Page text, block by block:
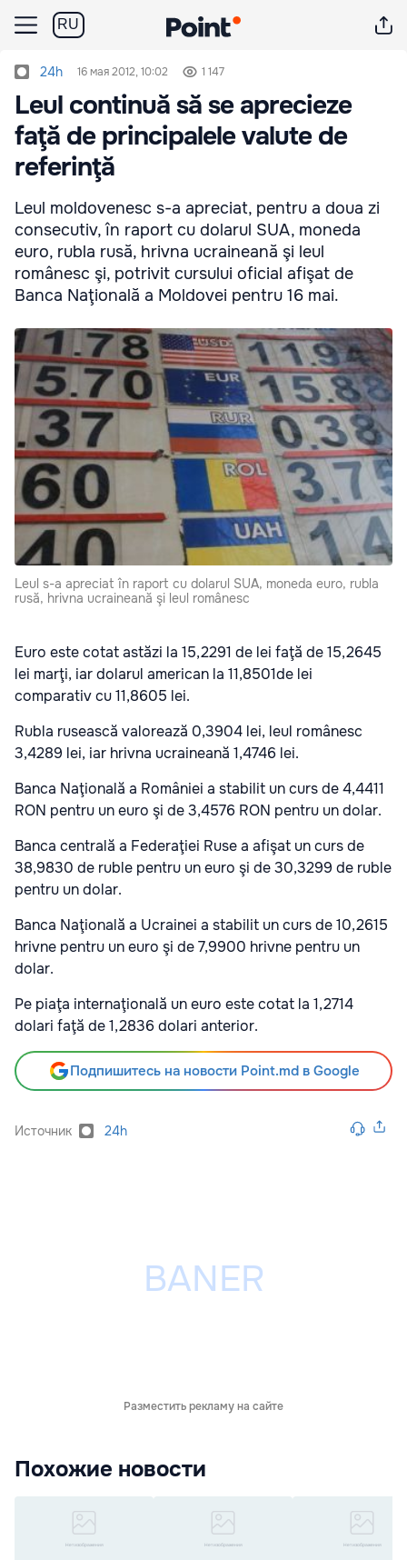
RU
24h 16 мая 2012, 10:02 1 147
Leul continuă să se aprecieze
faţă de principalele valute de
referinţă
Leul moldovenesc s-a apreciat, pentru a doua zi
consecutiv, în raport cu dolarul SUA, moneda
euro, rubla rusă, hrivna ucraineană şi leul
românesc şi, potrivit cursului oficial afişat de
Banca Naţională a Moldovei pentru 16 mai.
Leul s-a apreciat în raport cu dolarul SUA, moneda euro, rubla
rusă, hrivna ucraineană şi leul românesc
Euro este cotat astăzi la 15,2291 de lei faţă de 15,2645
lei marţi, iar dolarul american la 11,8501de lei
comparativ cu 11,8605 lei.
Rubla rusească valorează 0,3904 lei, leul românesc
3,4289 lei, iar hrivna ucraineană 1,4746 lei.
Banca Naţională a României a stabilit un curs de 4,4411
RON pentru un euro şi de 3,4576 RON pentru un dolar.
Banca centrală a Federaţiei Ruse a afişat un curs de
38,9830 de ruble pentru un euro şi de 30,3299 de ruble
pentru un dolar.
Banca Naţională a Ucrainei a stabilit un curs de 10,2615
hrivne pentru un euro şi de 7,9900 hrivne pentru un
dolar.
Pe piaţa internaţională un euro este cotat la 1,2714
dolari faţă de 1,2836 dolari anterior.
Подпишитесь на новости Point.md в Google
Источник 24h
Разместить рекламу на сайте
Похожие новости